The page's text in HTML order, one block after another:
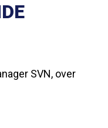
SVN, over